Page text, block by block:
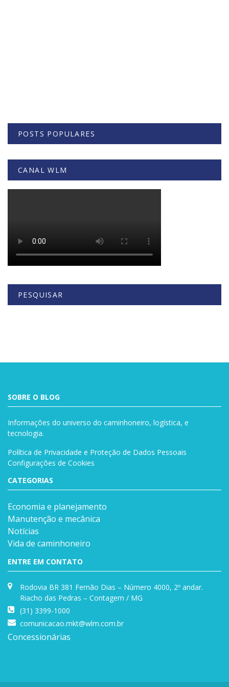
POSTS POPULARES
CANAL WLM
PESQUISAR
SOBRE O BLOG
Informações do universo do caminhoneiro, logística, e
tecnologia.
Política de Privacidade e Proteção de Dados Pessoais
Configurações de Cookies
CATEGORIAS
Economia e planejamento
Manutenção e mecânica
Notícias
Vida de caminhoneiro
ENTRE EM CONTATO
Rodovia BR 381 Fernão Dias – Número 4000, 2º andar.
Riacho das Pedras – Contagem / MG
(31) 3399-1000
comunicacao.mkt@wlm.com.br
Concessionárias